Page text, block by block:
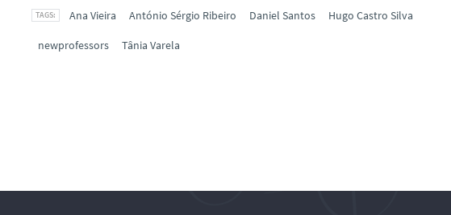
Ana Vieira
António Sérgio Ribeiro Daniel Santos Hugo Castro Silva
newprofessors Tânia Varela